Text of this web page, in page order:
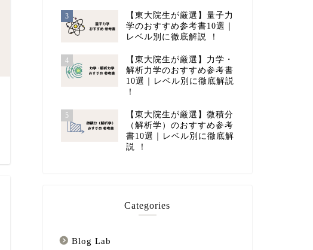
3
【東大院生が厳選】量子力
学のおすすめ参考書10選｜
レベル別に徹底解説 ！
4
【東大院生が厳選】力学・
解析力学のおすすめ参考書
10選｜レベル別に徹底解説
！
5
【東大院生が厳選】微積分
（解析学）のおすすめ参考
書10選｜レベル別に徹底解
説 ！
Categories
Blog Lab